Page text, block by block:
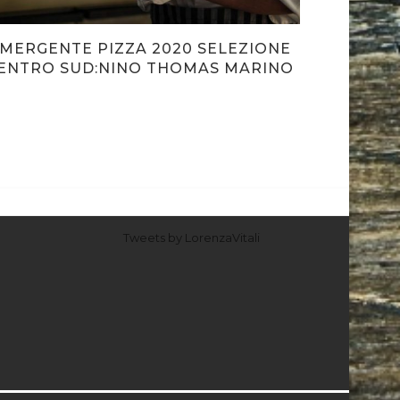
PIZZA 2020 SELEZIONE
SUD:NINO THOMAS MARINO
Tweets by LorenzaVitali